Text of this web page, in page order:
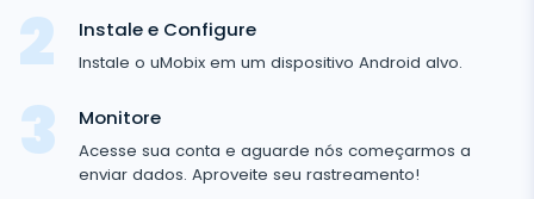
Keylogger
Informações do dispositivo
Facebook Messenger
Zoom
Viber
Telegram
Facebook
Snapchat
TikTok
Rastreio de foto e vídeo
Internet
Histórico do navegador
Instale e Configure
Instale o uMobix em um dispositivo Android alvo.
Monitore
Acesse sua conta e aguarde nós começarmos a
enviar dados. Aproveite seu rastreamento!